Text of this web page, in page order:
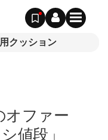
オファー
値段」